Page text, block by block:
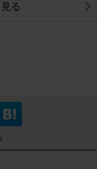
る